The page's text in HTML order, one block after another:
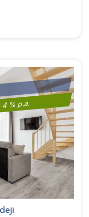
% p.a.